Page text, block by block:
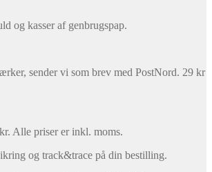
og kasser af genbrugspap.
sender vi som brev med PostNord. 29 kr
Alle priser er inkl. moms.
og track&trace på din bestilling.